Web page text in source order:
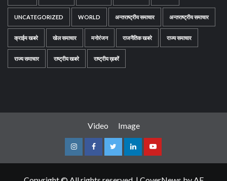
UNCATEGORIZED WORLD अन्तराष्ट्रीय समाचार अन्तराष्ट्रीय समाचार
क्राईम खबरे खेल समाचार मनोरंजन राजनैतिक खबरे राज्य समाचार
राज्य समाचार राष्ट्रीय खबरे राष्ट्रीय ख़बरें
Video Image
InstagramFacebookTwitterLinkedinYoutube